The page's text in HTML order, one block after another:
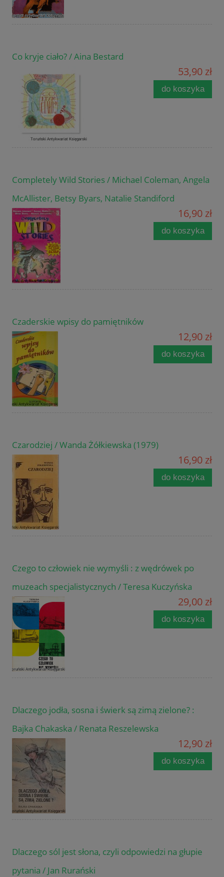
Co kryje ciało? / Aina Bestard
53,90 zł
do koszyka
Completely Wild Stories / Michael Coleman, Angela
McAllister, Betsy Byars, Natalie Standiford
16,90 zł
do koszyka
Czaderskie wpisy do pamiętników
12,90 zł
do koszyka
Czarodziej / Wanda Żółkiewska (1979)
16,90 zł
do koszyka
Czego to człowiek nie wymyśli : z wędrówek po
muzeach specjalistycznych / Teresa Kuczyńska
29,00 zł
do koszyka
Dlaczego jodła, sosna i świerk są zimą zielone? :
Bajka Chakaska / Renata Reszelewska
12,90 zł
do koszyka
Dlaczego sól jest słona, czyli odpowiedzi na głupie
pytania / Jan Rurański